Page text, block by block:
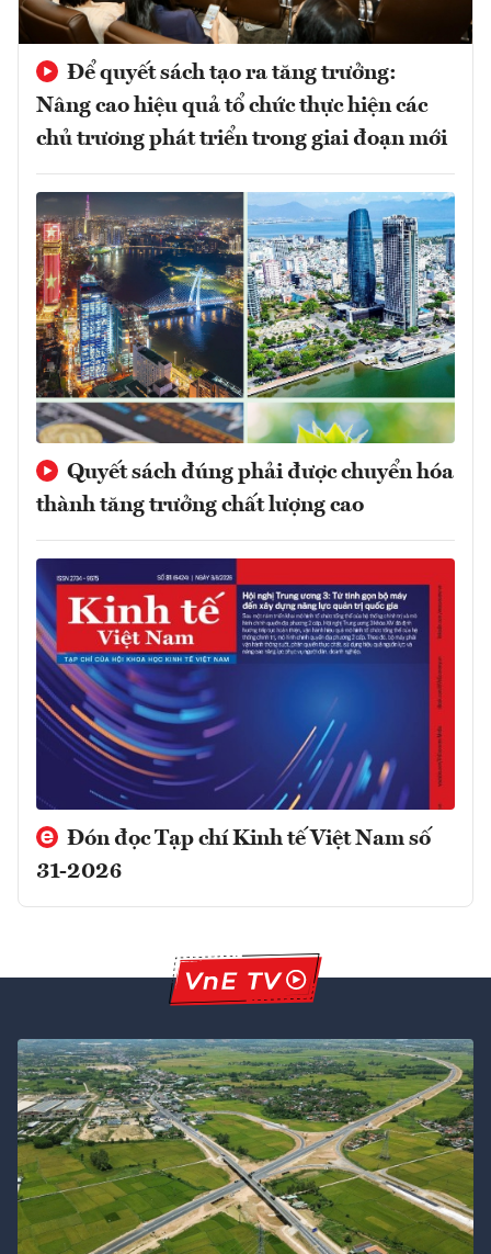
Để quyết sách tạo ra tăng trưởng:
Nâng cao hiệu quả tổ chức thực hiện các
chủ trương phát triển trong giai đoạn mới
Quyết sách đúng phải được chuyển hóa
thành tăng trưởng chất lượng cao
Đón đọc Tạp chí Kinh tế Việt Nam số
31-2026